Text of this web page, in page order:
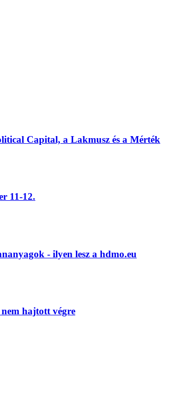
Capital, a Lakmusz és a Mérték
11-12.
- ilyen lesz a hdmo.eu
hajtott végre